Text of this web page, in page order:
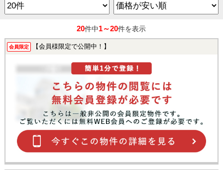
20件中1～20件を表示
会員限定 【会員様限定で公開中！】